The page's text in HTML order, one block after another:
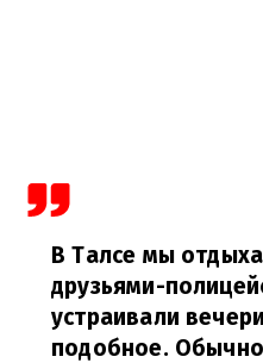
В Талсе мы
друзьями-
устраивали
подобное.